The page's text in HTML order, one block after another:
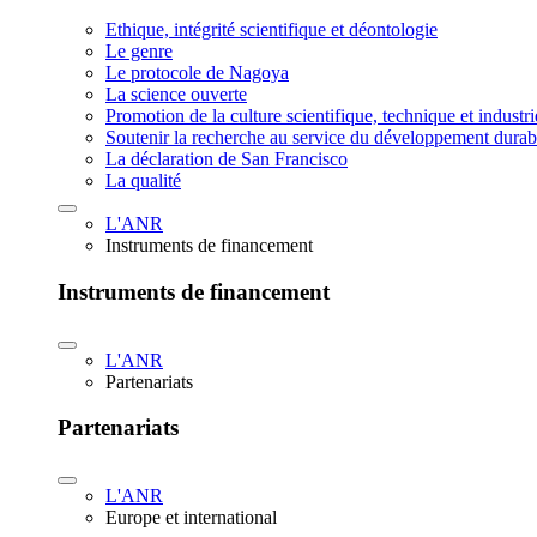
Ethique, intégrité scientifique et déontologie
Le genre
Le protocole de Nagoya
La science ouverte
Promotion de la culture scientifique, technique et
Soutenir la recherche au service du développement
La déclaration de San Francisco
La qualité
L'ANR
Instruments de financement
Instruments de financement
L'ANR
Partenariats
Partenariats
L'ANR
Europe et international